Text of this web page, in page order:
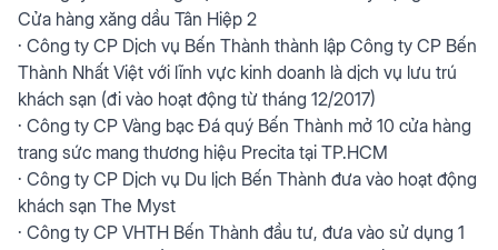
Cửa hàng xăng dầu Tân Hiệp 2
· Công ty CP Dịch vụ Bến Thành thành lập Công ty CP Bến
Thành Nhất Việt với lĩnh vực kinh doanh là dịch vụ lưu trú
khách sạn (đi vào hoạt động từ tháng 12/2017)
· Công ty CP Vàng bạc Đá quý Bến Thành mở 10 cửa hàng
trang sức mang thương hiệu Precita tại TP.HCM
· Công ty CP Dịch vụ Du lịch Bến Thành đưa vào hoạt động
khách sạn The Myst
· Công ty CP VHTH Bến Thành đầu tư, đưa vào sử dụng 1